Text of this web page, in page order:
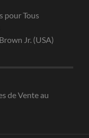
pour Tous
Jr. (USA)
de Vente au